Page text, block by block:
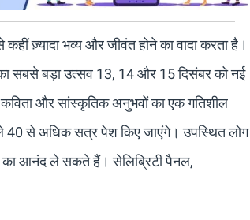
ज़्यादा भव्य और जीवंत होने का वादा करता है।
का सबसे बड़ा उत्सव 13, 14 और 15 दिसंबर को नई
कविता और सांस्कृतिक अनुभवों का एक गतिशील
40 से अधिक सत्र पेश किए जाएंगे। उपस्थित लोग
का आनंद ले सकते हैं। सेलिब्रिटी पैनल,